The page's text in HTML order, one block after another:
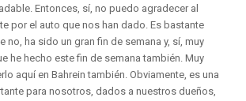
Entonces, sí, no puedo agradecer al
por el auto que nos han dado. Es bastante
no, ha sido un gran fin de semana y, sí, muy
he hecho este fin de semana también. Muy
aquí en Bahrein también. Obviamente, es una
para nosotros, dados a nuestros dueños,